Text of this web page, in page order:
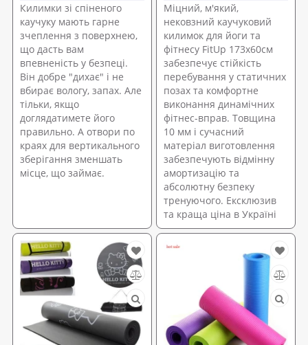
Килимки зі спіненого
каучуку мають гарне
зчеплення з поверхнею,
що дасть вам
впевненість у безпеці.
Він добре "дихає" і не
вбирає вологу, запах. Але
тільки, якщо
доглядатимете його
правильно. А отвори по
краях для вертикального
зберігання зменшать
місце, що займає.
Міцний, м'який,
нековзний каучуковий
килимок для йоги та
фітнесу FitUp 173х60см
забезпечує стійкість
перебування у статичних
позах та комфортне
виконання динамічних
фітнес-вправ. Товщина
10 мм і сучасний
матеріал виготовлення
забезпечують відмінну
амортизацію та
абсолютну безпеку
тренуючого. Ексклюзив
та краща ціна в Україні